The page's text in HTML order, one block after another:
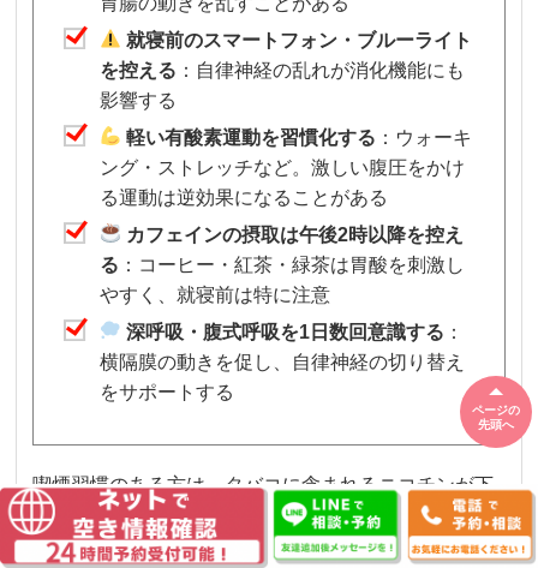
就寝前のスマートフォン・ブルーライト
を控える ：自律神経の乱れが消化機能にも
影響する
軽い有酸素運動を習慣化する ：ウォーキ
ング・ストレッチなど。激しい腹圧をかけ
る運動は逆効果になることがある
カフェインの摂取は午後2時以降を控え
る ：コーヒー・紅茶・緑茶は胃酸を刺激し
やすく、就寝前は特に注意
深呼吸・腹式呼吸を1日数回意識する ：
横隔膜の動きを促し、自律神経の切り替え
をサポートする
喫煙習慣のある方は、タバコに含まれるニコチンが下
部食道括約筋を弛緩させることが知られており、逆流
性食道炎の大きな悪化要因になります。思い返すと、
ページの
先頭へ